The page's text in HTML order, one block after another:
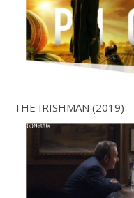
THE IRISHMAN (2019)